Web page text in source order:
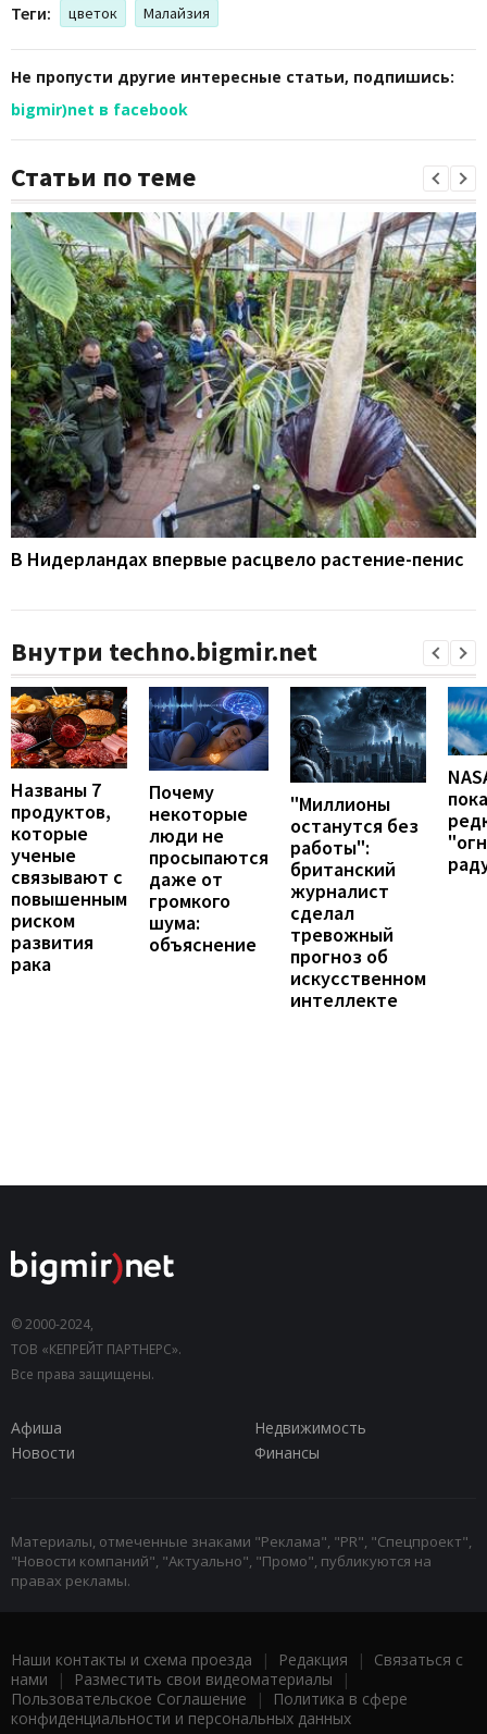
Теги: цветок Малайзия
Не пропусти другие интересные статьи, подпишись:
bigmir)net в facebook
Статьи по теме
В Нидерландах впервые расцвело растение-пенис
Внутри techno.bigmir.net
Названы 7
продуктов,
которые
ученые
связывают с
повышенным
риском
развития
рака
Почему
некоторые
люди не
просыпаются
даже от
громкого
шума:
объяснение
"Миллионы
останутся без
работы":
британский
журналист
сделал
тревожный
прогноз об
искусственном
интеллекте
© 2000-2024,
ТОВ «КЕПРЕЙТ ПАРТНЕРС».
Все права защищены.
Афиша
Недвижимость
Новости
Финансы
Материалы, отмеченные знаками "Реклама", "PR", "Спецпроект",
"Новости компаний", "Актуально", "Промо", публикуются на
правах рекламы.
Наши контакты и схема проезда | Редакция | Связаться с
нами | Разместить свои видеоматериалы |
Пользовательское Соглашение |
Политика в сфере
конфиденциальности и персональных данных